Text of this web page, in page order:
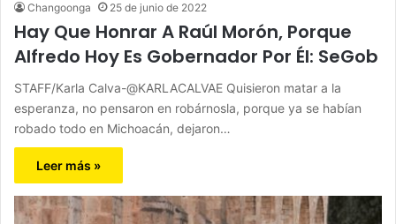
Changoonga 25 de junio de 2022
Hay Que Honrar A Raúl Morón, Porque
Alfredo Hoy Es Gobernador Por Él: SeGob
STAFF/Karla Calva-@KARLACALVAE Quisieron matar a la
esperanza, no pensaron en robárnosla, porque ya se habían
robado todo en Michoacán, dejaron…
Leer más »